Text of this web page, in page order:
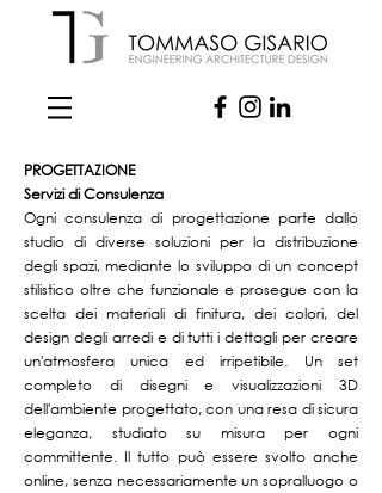
PROGETTAZIONE
Servizi di Consulenza
Ogni consulenza di progettazione parte dallo
studio di diverse soluzioni per la distribuzione
degli spazi, mediante lo sviluppo di un concept
stilistico oltre che funzionale e prosegue con la
scelta dei materiali di finitura, dei colori, del
design degli arredi e di tutti i dettagli per creare
un'atmosfera unica ed irripetibile. Un set
completo di disegni e visualizzazioni 3D
dell'ambiente progettato, con una resa di sicura
eleganza, studiato su misura per ogni
committente. Il tutto può essere svolto anche
online, senza necessariamente un sopralluogo o